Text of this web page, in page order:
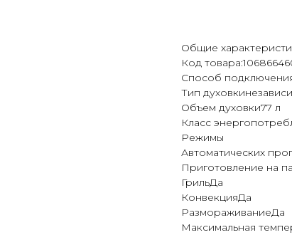
Общие
Код
Способ
Тип
Объем духовки77 л
Класс
Режимы
Автоматических
Приготовление на
ГрильДа
КонвекцияДа
РазмораживаниеДа
Максимальная